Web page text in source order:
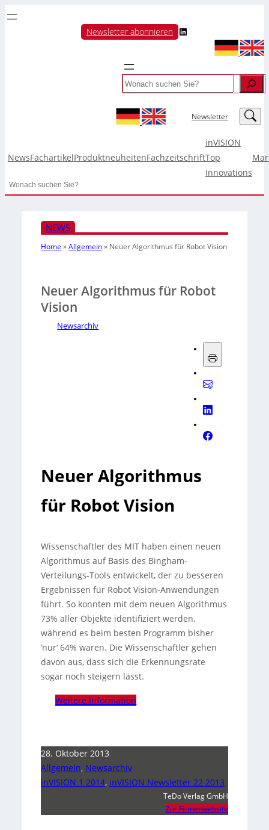
Newsletter abonnieren LinkedIn
Search
Newsletter LinkedIn
NewsFachartikelProduktneuheitenFachzeitschrift
inVISION
Top
Innovations
Search
NEWS
Home »Allgemein» Neuer Algorithmus für Robot Vision
Neuer Algorithmus für Robot
Vision
Newsarchiv
Neuer Algorithmus
für Robot Vision
Wissenschaftler des MIT haben einen neuen
Algorithmus auf Basis des Bingham-
Verteilungs-Tools entwickelt, der zu besseren
Ergebnissen für Robot Vision-Anwendungen
führt. So konnten mit dem neuen Algorithmus
73% aller Objekte identifiziert werden,
während es beim besten Programm bisher
’nur‘ 64% waren. Die Wissenschaftler gehen
davon aus, dass sich die Erkennungsrate
sogar noch steigern lässt.
Weitere Information
28. Oktober 2013
Allgemein, Newsarchiv
inVISION 1 2014, inVISION Newsletter 22 2013
TeDo Verlag GmbH
Zur Firmenwebsite